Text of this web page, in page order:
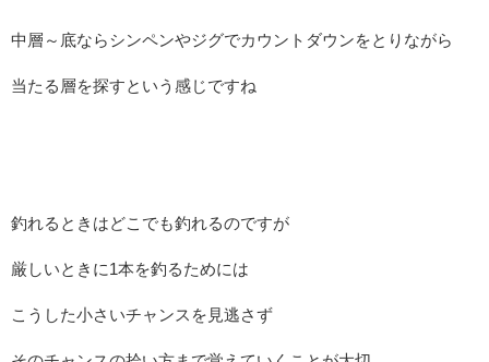
中層～底ならシンペンやジグでカウントダウンをとりながら
当たる層を探すという感じですね
釣れるときはどこでも釣れるのですが
厳しいときに1本を釣るためには
こうした小さいチャンスを見逃さず